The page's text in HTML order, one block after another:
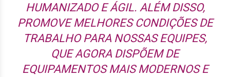
HUMANIZADO E ÁGIL. ALÉM DISSO,
PROMOVE MELHORES CONDIÇÕES DE
TRABALHO PARA NOSSAS EQUIPES,
QUE AGORA DISPÕEM DE
EQUIPAMENTOS MAIS MODERNOS E